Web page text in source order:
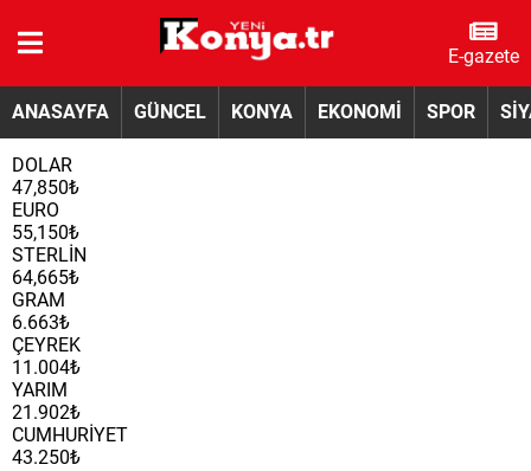
E-gazete
ANASAYFA GÜNCEL KONYA EKONOMİ SPOR
DOLAR
47,850₺
EURO
55,150₺
STERLİN
64,665₺
GRAM
6.663₺
ÇEYREK
11.004₺
YARIM
21.902₺
CUMHURİYET
43.250₺